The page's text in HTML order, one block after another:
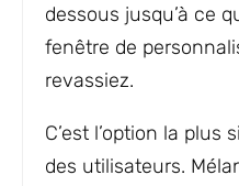
dessous jusqu’à ce
fenêtre de
revassiez.
C’est l’option la plus
des utilisateurs.